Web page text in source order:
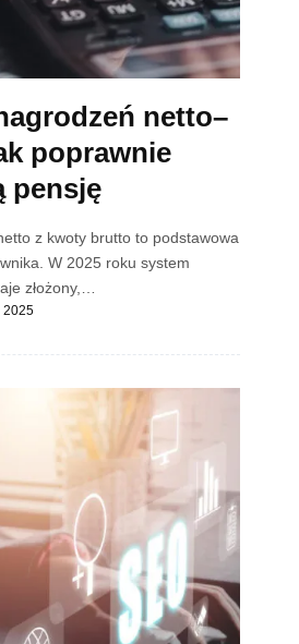
netto–
poprawnie
pensję
z kwoty brutto to podstawowa
W 2025 roku system
złożony,…
2025